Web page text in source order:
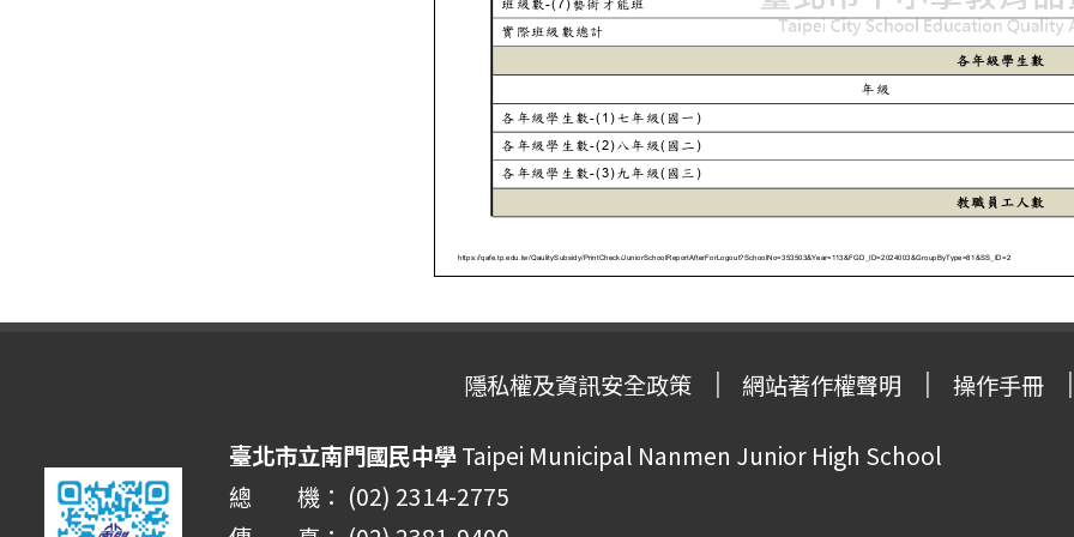
隱私權及資訊安全政策 網站著作權聲明 操作手冊
臺北市立南門國民中學Taipei Municipal Nanmen Junior High School
總 機： (02) 2314-2775